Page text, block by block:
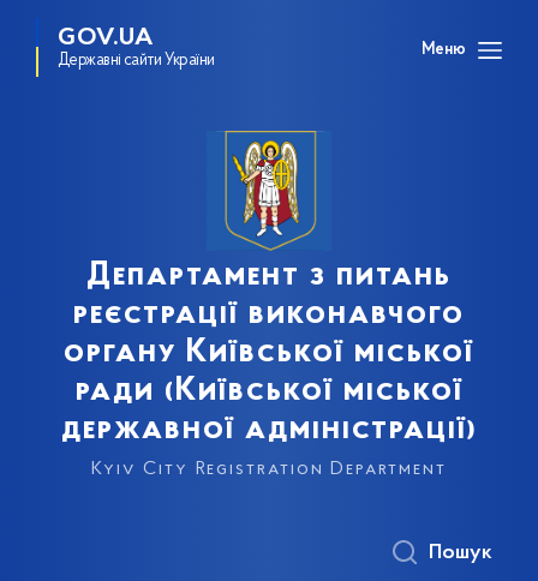
GOV.UA
Державні сайти України
Меню
Департамент з питань
реєстрації виконавчого
органу Київської міської
ради (Київської міської
державної адміністрації)
Kyiv City Registration Department
Пошук